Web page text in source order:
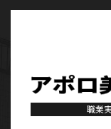
職業